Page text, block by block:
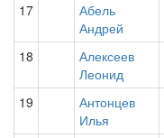
17
Абель
Андрей
18
Алексеев
Леонид
19
Антонцев
Илья